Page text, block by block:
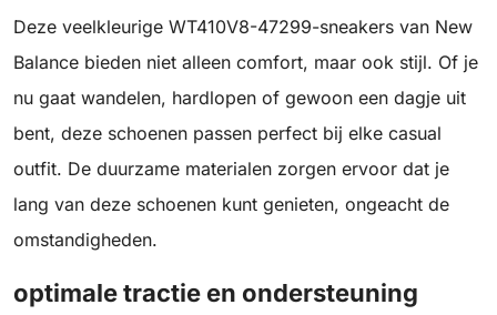
Deze veelkleurige WT410V8-47299-sneakers van New
Balance bieden niet alleen comfort, maar ook stijl. Of je
nu gaat wandelen, hardlopen of gewoon een dagje uit
bent, deze schoenen passen perfect bij elke casual
outfit. De duurzame materialen zorgen ervoor dat je
lang van deze schoenen kunt genieten, ongeacht de
omstandigheden.
optimale tractie en ondersteuning